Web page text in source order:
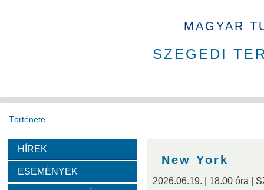
MAGYAR
SZEGEDI
Története
Székház
Fotók a székházról
HÍREK
ESEMÉNYEK
New York
2026.06.19. | 18.00 óra |